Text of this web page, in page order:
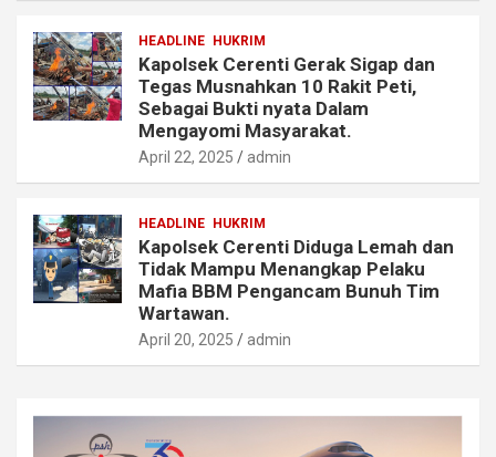
HEADLINE HUKRIM
Kapolsek Cerenti Gerak Sigap dan
Tegas Musnahkan 10 Rakit Peti,
Sebagai Bukti nyata Dalam
Mengayomi Masyarakat.
April 22, 2025 admin
HEADLINE HUKRIM
Kapolsek Cerenti Diduga Lemah dan
Tidak Mampu Menangkap Pelaku
Mafia BBM Pengancam Bunuh Tim
Wartawan.
April 20, 2025 admin